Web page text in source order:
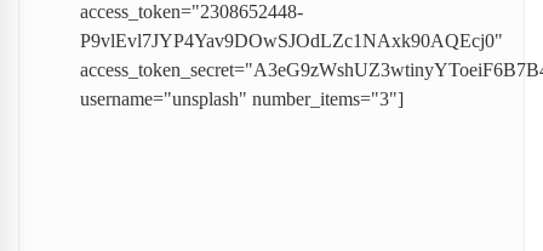
access_token="2308652448-
P9vlEvl7JYP4Yav9DOwSJOdLZc1NAxk90AQEcj0"
username="unsplash" number_items="3"]